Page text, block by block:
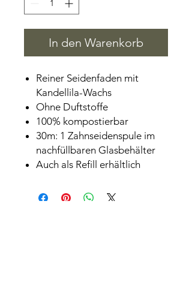
In den Warenkorb
Reiner Seidenfaden mit
Kandellila-Wachs
Ohne Duftstoffe
100% kompostierbar
30m: 1 Zahnseidenspule im
nachfüllbaren Glasbehälter
Auch als Refill erhältlich